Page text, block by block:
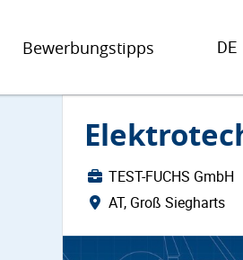
DE
Bewerbungstipps
TEST-FUCHS GmbH
AT, Groß Siegharts